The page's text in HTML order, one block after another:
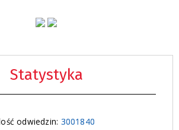
Statystyka
odwiedzin: 3001840